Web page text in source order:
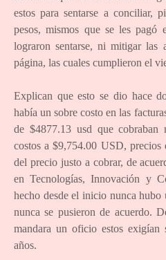
estos para sentarse a conciliar,
pesos, mismos que se les
lograron sentarse, ni mitigar las
página, las cuales cumplieron el
Explican que esto se dio hace
había un sobre costo en las
de $4877.13 usd que cobraban
costos a $9,754.00 USD, precios
del precio justo a cobrar, de
en Tecnologías, Innovación y
hecho desde el inicio nunca
nunca se pusieron de acuerdo.
mandara un oficio estos
años.